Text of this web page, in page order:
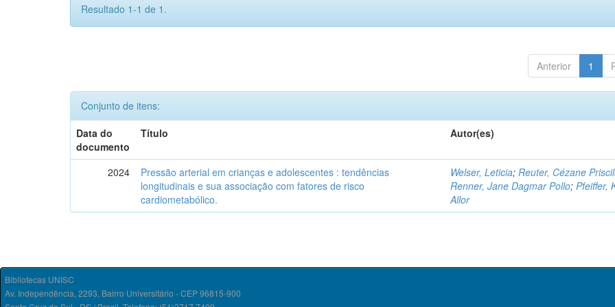
Resultado 1-1 de 1.
Anterior 1
Conjunto de itens:
Data do
documento
Título Autor(es)
2024
Pressão arterial em crianças e adolescentes : tendências
longitudinais e sua associação com fatores de risco
cardiometabólico.
Welser, Leticia;Reuter, Cézane
Renner, Jane Dagmar Pollo;Pfeiffer,
Allor
Bibliotecas UNISC
Av. Independência, 2293, Bairro Universitário - CEP 96815-900